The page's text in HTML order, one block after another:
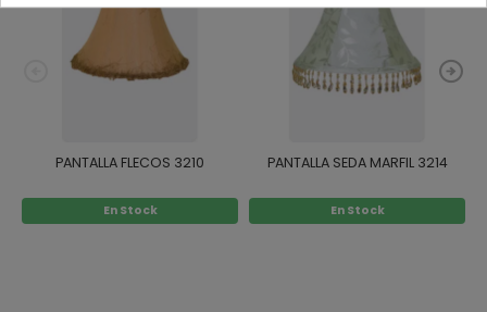
PANTALLA FLECOS 3210
En Stock
PANTALLA SEDA MARFIL 3214
En Stock